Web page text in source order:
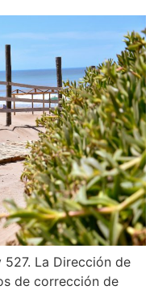
La Dirección de
de corrección de